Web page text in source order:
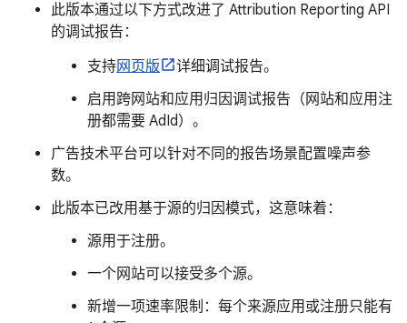
此版本通过以下方式改进了 Attribution Reporting API
的调试报告：
支持网页版
详细调试报告。
启用跨网站和应用归因调试报告（网站和应用注
册都需要 AdId）。
广告技术平台可以针对不同的报告场景配置噪声参
数。
此版本已改用基于源的归因模式，这意味着：
源用于注册。
一个网站可以接受多个源。
新增一项速率限制：每个来源应用或注册只能有